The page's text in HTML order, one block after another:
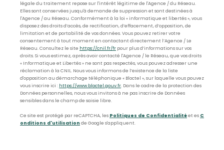
légale du traitement repose sur l'intérêt légitime de l'Agence / du Réseau.
Elles sont conservées jusqu'à demande de suppression et sont destinées à
l'Agence / au Réseau. Conformément à la loi « informatique et libertés », vous
disposez des droits d’accès, de rectification, d’effacement, d’opposition, de
limitation et de portabilité de vos données. Vous pouvez retirer votre
consentement à tout moment en contactant directement l’Agence / Le
Réseau. Consultez le site https://cnil.fr/fr pour plus d’informations sur vos
droits. Si vous estimez, après avoir contacté l'Agence / le Réseau, que vos droits
« Informatique et Libertés » ne sont pas respectés, vous pouvez adresser une
réclamation à la CNIL. Nous vous informons de l’existence de la liste
d'opposition au démarchage téléphonique « Bloctel », sur laquelle vous pouvez
vous inscrire ici : https://www.bloctel.gouv.fr. Dans le cadre de la protection des
Données personnelles, nous vous invitons à ne pas inscrire de Données
sensibles dans le champ de saisie libre.
Ce site est protégé par reCAPTCHA, les Politiques de Confidentialitéet es C
onditions d'utilisation de Google s'appliquent.